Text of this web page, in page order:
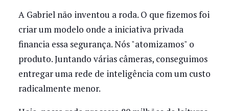
A Gabriel não inventou a roda. O que fizemos foi
criar um modelo onde a iniciativa privada
financia essa segurança. Nós "atomizamos" o
produto. Juntando várias câmeras, conseguimos
entregar uma rede de inteligência com um custo
radicalmente menor.